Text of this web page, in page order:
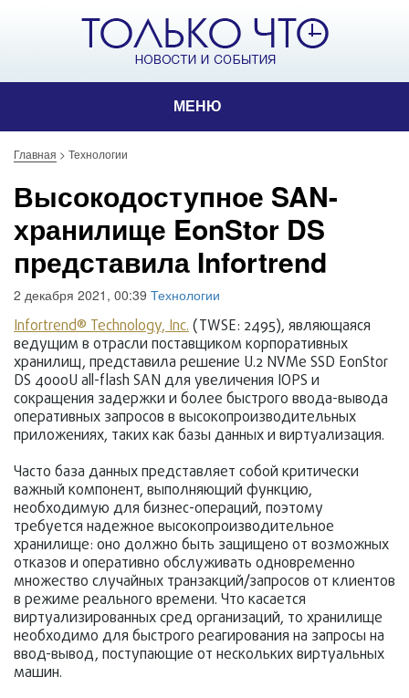
МЕНЮ
Главная > Технологии
Высокодоступное SAN-
хранилище EonStor DS
представила Infortrend
2 декабря 2021, 00:39 Технологии
Infortrend® Technology, Inc.(TWSE: 2495), являющаяся
ведущим в отрасли поставщиком корпоративных
хранилищ, представила решение U.2 NVMe SSD EonStor
DS 4000U all-flash SAN для увеличения IOPS и
сокращения задержки и более быстрого ввода-вывода
оперативных запросов в высокопроизводительных
приложениях, таких как базы данных и виртуализация.
Часто база данных представляет собой критически
важный компонент, выполняющий функцию,
необходимую для бизнес-операций, поэтому
требуется надежное высокопроизводительное
хранилище: оно должно быть защищено от возможных
отказов и оперативно обслуживать одновременно
множество случайных транзакций/запросов от клиентов
в режиме реального времени. Что касается
виртуализированных сред организаций, то хранилище
необходимо для быстрого реагирования на запросы на
ввод-вывод, поступающие от нескольких виртуальных
машин.